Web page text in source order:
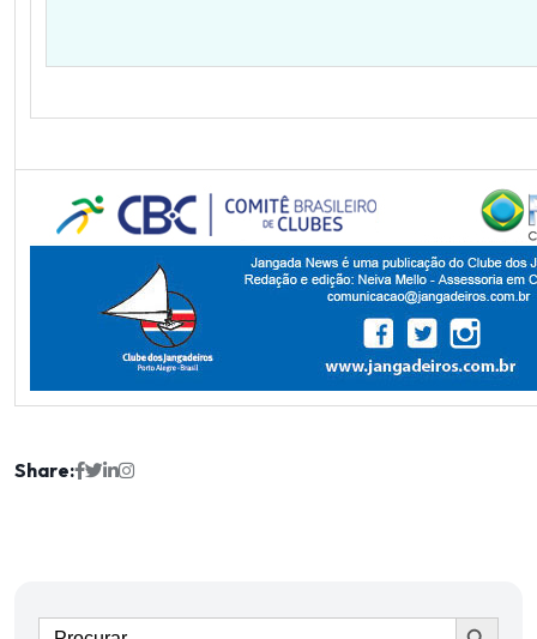
Share:
Ir